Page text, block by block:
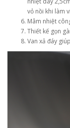
vỏ nồi khi làm
Mâm nhiệt
Thiết kế gọn
Van xả đáy